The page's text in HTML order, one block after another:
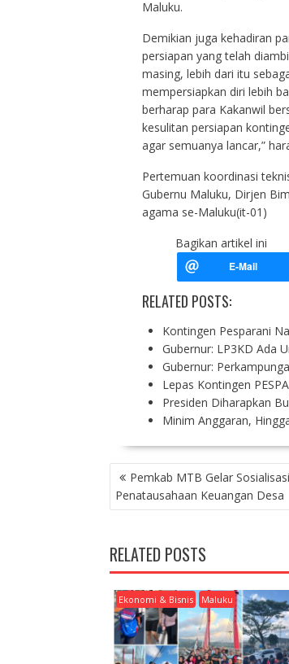
Maluku.
Demikian juga kehadiran
persiapan yang telah
masing, lebih dari itu
mempersiapkan diri lebih
berharap para Kakanwil
kesulitan persiapan
agar semuanya lancar,”
Pertemuan koordinasi
Gubernu Maluku, Dirjen
agama se-Maluku(it-01)
Bagikan artikel ini
RELATED POSTS:
Kontingen Pesparani
Gubernur: LP3KD Ada
Gubernur:
Lepas Kontingen
Presiden Diharapkan
Minim Anggaran,
P
O
S
N
A
V
G
A
T
Pemkab MTB Gelar
Penatausahaan Keuangan Desa
RELATED POSTS
Ekonomi & Bisnis Maluku